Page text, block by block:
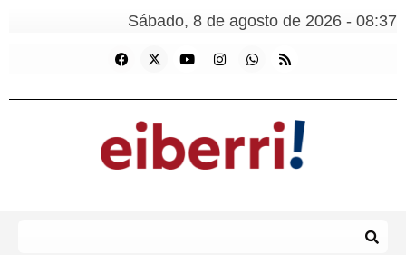
Sábado, 8 de agosto de 2026 - 08:37